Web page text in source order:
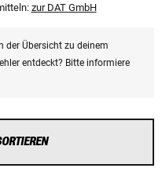
zur DAT GmbH
der Übersicht zu deinem
entdeckt? Bitte informiere